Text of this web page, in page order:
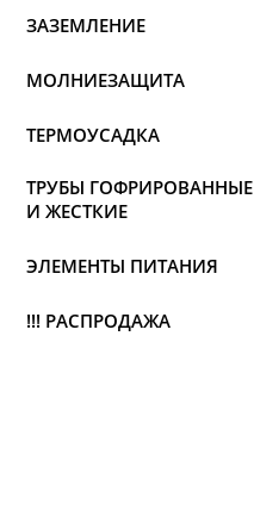
ЗАЗЕМЛЕНИЕ
МОЛНИЕЗАЩИТА
ТЕРМОУСАДКА
ТРУБЫ ГОФРИРОВАННЫЕ
И ЖЕСТКИЕ
ЭЛЕМЕНТЫ ПИТАНИЯ
!!! РАСПРОДАЖА